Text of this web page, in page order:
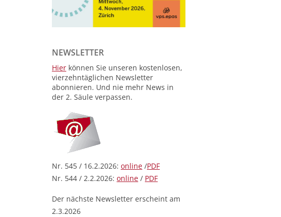
NEWSLETTER
Hier können Sie unseren kostenlosen,
vierzehntäglichen Newsletter
abonnieren. Und nie mehr News in
der 2. Säule verpassen.
Nr. 545 / 16.2.2026: online /PDF
Nr. 544 / 2.2.2026: online / PDF
Der nächste Newsletter erscheint am
2.3.2026